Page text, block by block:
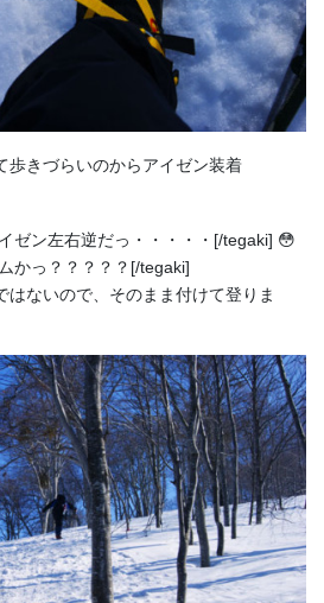
歩きづらいのからアイゼン装着
ゼン左右逆だっ・・・・・[/tegaki] 😳
かっ？？？？？[/tegaki]
はないので、そのまま付けて登りま